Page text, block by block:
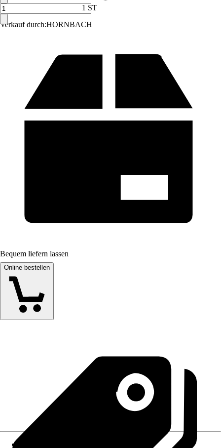
Verkauf durch:HORNBACH
1 ST
Bequem liefern lassen
Online bestellen